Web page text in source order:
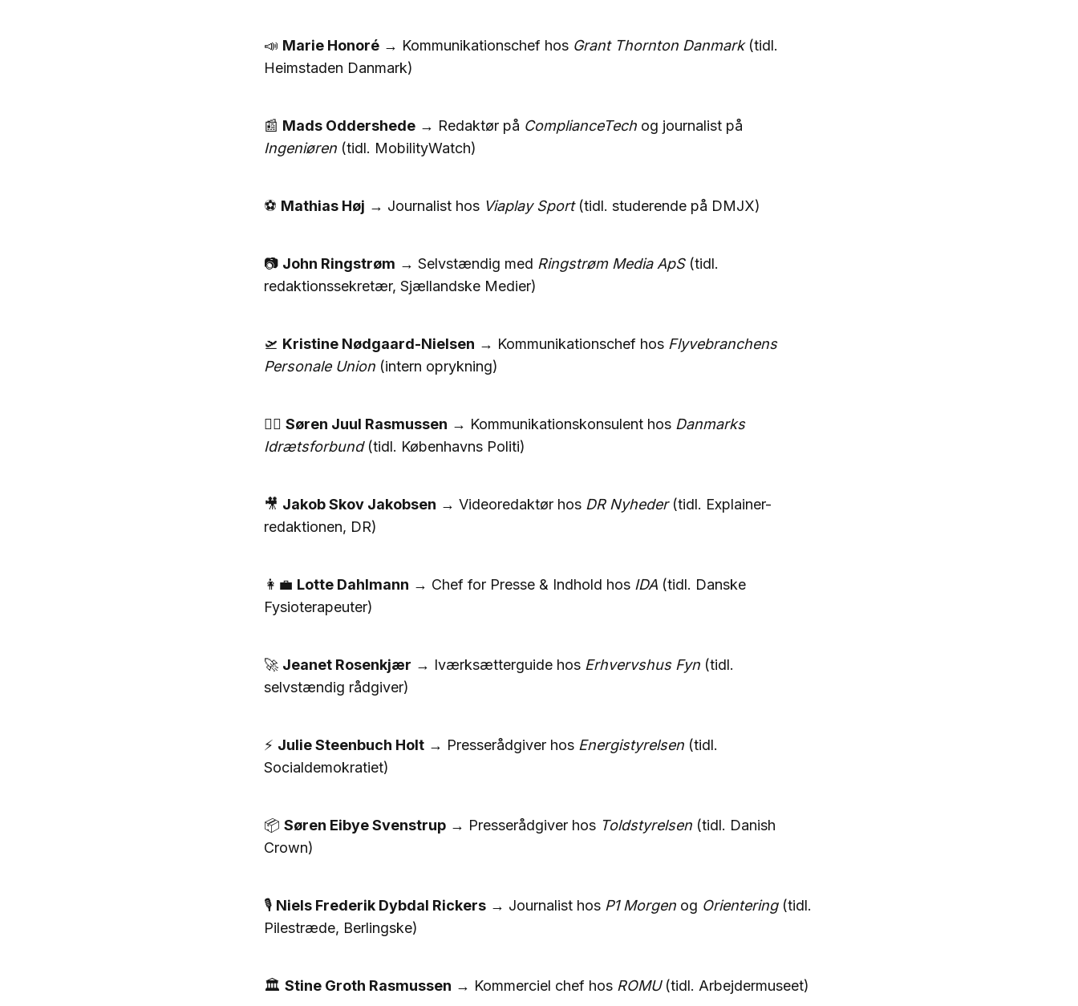
📣 Marie Honoré→ Kommunikationschef hos Grant Thornton Danmark(tidl.
Heimstaden Danmark)
📰 Mads Oddershede→ Redaktør på ComplianceTechog journalist på
Ingeniøren(tidl. MobilityWatch)
⚽ Mathias Høj → Journalist hos Viaplay Sport(tidl. studerende på DMJX)
📷 John Ringstrøm → Selvstændig med Ringstrøm Media ApS(tidl.
redaktionssekretær, Sjællandske Medier)
🛫 Kristine Nødgaard-Nielsen → Kommunikationschef hos Flyvebranchens
Personale Union(intern oprykning)
🏃‍♂️ Søren Juul Rasmussen → Kommunikationskonsulent hos Danmarks
Idrætsforbund(tidl. Københavns Politi)
🎥 Jakob Skov Jakobsen → Videoredaktør hos DR Nyheder(tidl. Explainer-
redaktionen, DR)
👩‍💼 Lotte Dahlmann → Chef for Presse & Indhold hos IDA(tidl. Danske
Fysioterapeuter)
🚀 Jeanet Rosenkjær → Iværksætterguide hos Erhvervshus Fyn(tidl.
selvstændig rådgiver)
⚡ Julie Steenbuch Holt→ Presserådgiver hos Energistyrelsen(tidl.
Socialdemokratiet)
📦 Søren Eibye Svenstrup→ Presserådgiver hos Toldstyrelsen(tidl. Danish
Crown)
🎙️ Niels Frederik Dybdal Rickers→ Journalist hos P1 Morgenog Orientering(tidl.
Pilestræde, Berlingske)
🏛️ Stine Groth Rasmussen → Kommerciel chef hos ROMU(tidl. Arbejdermuseet)